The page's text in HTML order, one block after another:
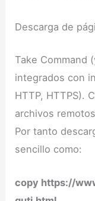
Descarga de
Take Command
integrados con
HTTP, HTTPS).
archivos
Por tanto
sencillo como:
copy https://